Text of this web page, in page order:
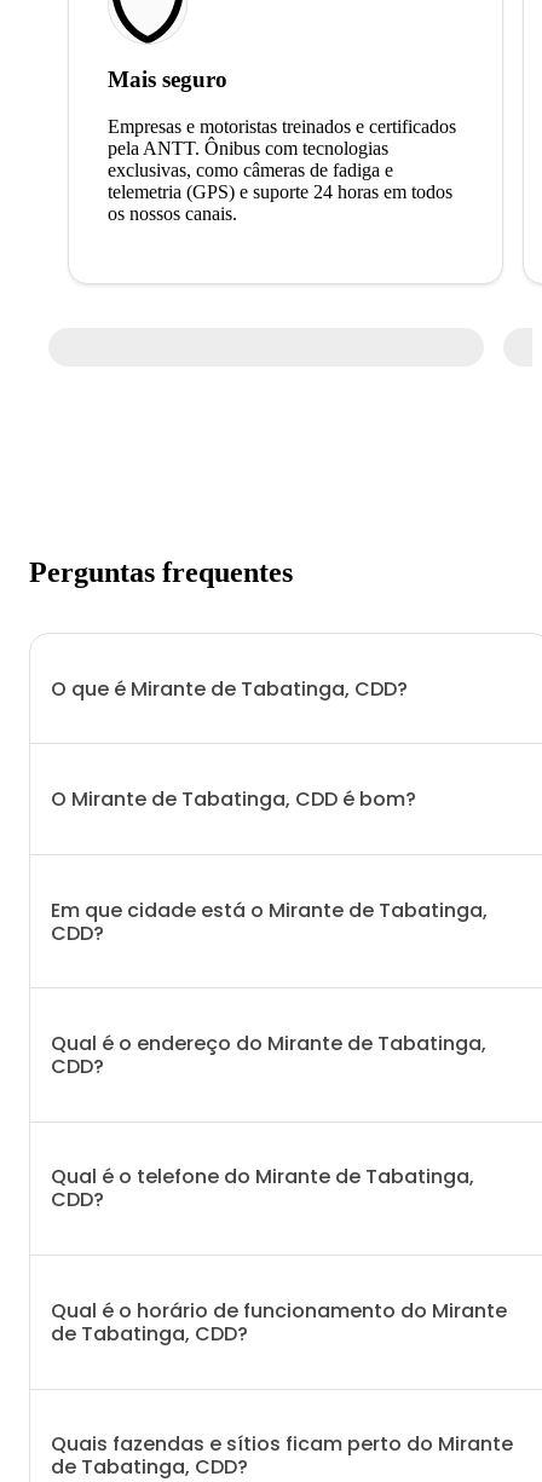
Mais seguro
Empresas e motoristas treinados e certificados
pela ANTT. Ônibus com tecnologias
exclusivas, como câmeras de fadiga e
telemetria (GPS) e suporte 24 horas em todos
os nossos canais.
Perguntas frequentes
O que é Mirante de Tabatinga, CDD?
O Mirante de Tabatinga, CDD é bom?
Em que cidade está o Mirante de Tabatinga,
CDD?
Qual é o endereço do Mirante de Tabatinga,
CDD?
Qual é o telefone do Mirante de Tabatinga,
CDD?
Qual é o horário de funcionamento do Mirante
de Tabatinga, CDD?
Quais fazendas e sítios ficam perto do Mirante
de Tabatinga, CDD?